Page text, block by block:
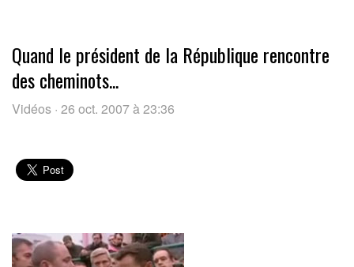
Quand le président de la République rencontre
des cheminots...
Vidéos · 26 oct. 2007 à 23:36